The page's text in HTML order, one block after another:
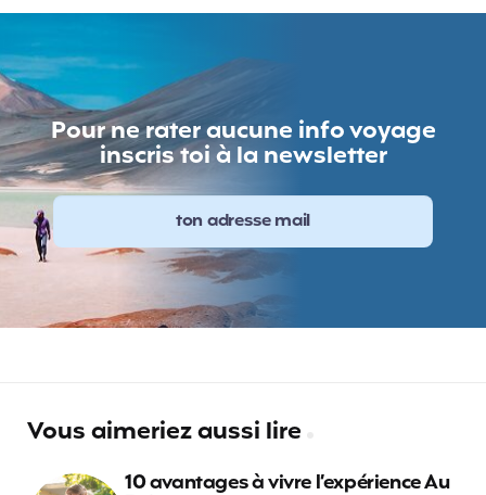
Pour ne rater aucune info voyage
inscris toi à la newsletter
Vous aimeriez aussi lire
10 avantages à vivre l’expérience Au